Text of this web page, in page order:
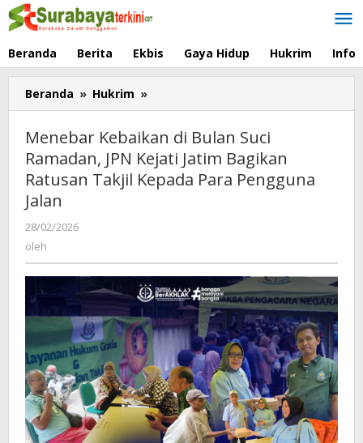
Lewati
ke
Beranda Berita Ekbis Gaya Hidup Hukrim Info
Beranda » Hukrim »
Kebaikan
Bulan
Suci
Ramadan,
Ratusan
Takjil
Kepada
Para
Pengguna
Jalan
Menebar Kebaikan di Bulan Suci
Ramadan, JPN Kejati Jatim Bagikan
Ratusan Takjil Kepada Para Pengguna
Jalan
28/02/2026
oleh